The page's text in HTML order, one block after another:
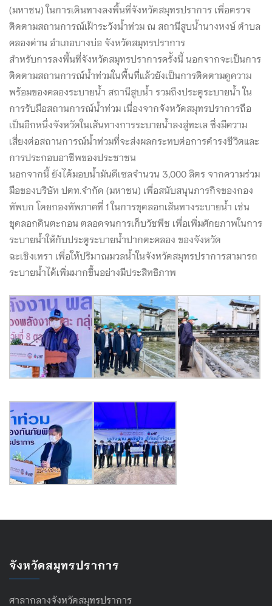
(มหาชน) ในการเดินทางลงพื้นที่จังหวัดสมุทรปราการ เพื่อตรวจ
ติดตามสถานการณ์เฝ้าระวังน้ำท่วม ณ สถานีสูบน้ำนางหงษ์ ตำบล
คลองด่าน อำเภอบางบ่อ จังหวัดสมุทรปราการ
สำหรับการลงพื้นที่จังหวัดสมุทรปราการครั้งนี้ นอกจากจะเป็นการ
ติดตามสถานการณ์น้ำท่วมในพื้นที่แล้วยังเป็นการติดตามดูความ
พร้อมของคลองระบายน้ำ สถานีสูบน้ำ รวมถึงประตูระบายน้ำ ใน
การรับมือสถานการณ์น้ำท่วม เนื่องจากจังหวัดสมุทรปราการถือ
เป็นอีกหนึ่งจังหวัดในเส้นทางการระบายน้ำลงสู่ทะเล ซึ่งมีความ
เสี่ยงต่อสถานการณ์น้ำท่วมที่จะส่งผลกระทบต่อการดำรงชีวิตและ
การประกอบอาชีพของประชาชน
นอกจากนี้ ยังได้มอบน้ำมันดีเซลจำนวน 3,000 ลิตร จากความร่วม
มือของบริษัท ปตท.จำกัด (มหาชน) เพื่อสนับสนุนภารกิจของกอง
ทัพบก โดยกองทัพภาคที่ 1 ในการขุดลอกเส้นทางระบายน้ำ เช่น
ขุดลอกดินตะกอน ตลอดจนการเก็บวัชพืช เพื่อเพิ่มศักยภาพในการ
ระบายน้ำให้กับประตูระบายน้ำปากตะคลอง ของจังหวัด
ฉะเชิงเทรา เพื่อให้ปริมาณมวลน้ำในจังหวัดสมุทรปราการสามารถ
ระบายน้ำได้เพิ่มมากขึ้นอย่างมีประสิทธิภาพ
จังหวัดสมุทรปราการ
ศาลากลางจังหวัดสมุทรปราการ